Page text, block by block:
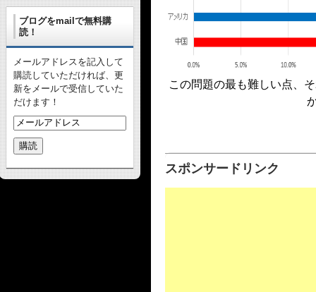
この問題の最も難しい点、
スポンサードリンク
ブログをmailで無料購
読！
メールアドレスを記入して
購読していただければ、更
新をメールで受信していた
だけます！